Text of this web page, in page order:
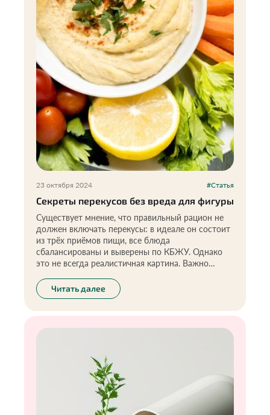
23 октября 2024 #Статья
Секреты перекусов без вреда для фигуры
Существует мнение, что правильный рацион не
должен включать перекусы: в идеале он состоит
из трёх приёмов пищи, все блюда
сбалансированы и выверены по КБЖУ. Однако
это не всегда реалистичная картина. Важно
фрукты, овощи, семена или орехи, могут
поддерживать уровень энергии в течение дня и
способствовать хорошему самочувствию. Главное
качественные продукты, чтобы перекусы не
приводили к перееданию.
Читать далее